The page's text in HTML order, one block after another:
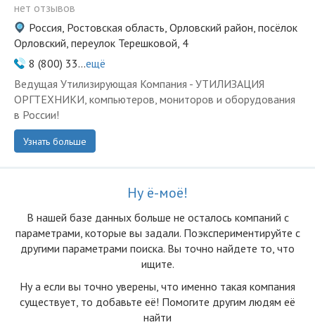
нет отзывов
Россия, Ростовская область, Орловский район, посёлок
Орловский, переулок Терешковой, 4
8 (800) 33...ещё
Ведущая Утилизирующая Компания - УТИЛИЗАЦИЯ
ОРГТЕХНИКИ, компьютеров, мониторов и оборудования
в России!
Узнать больше
Ну ё-моё!
В нашей базе данных больше не осталоcь компаний с
параметрами, которые вы задали. Поэкспериментируйте с
другими параметрами поиска. Вы точно найдете то, что
ищите.
Ну а если вы точно уверены, что именно такая компания
существует, то добавьте её! Помогите другим людям её
найти